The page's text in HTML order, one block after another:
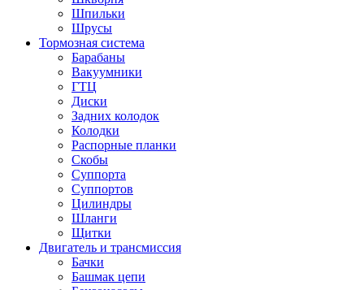
Шпильки
Шрусы
Тормозная система
Барабаны
Вакуумники
ГТЦ
Диски
Задних колодок
Колодки
Распорные планки
Скобы
Суппорта
Суппортов
Цилиндры
Шланги
Щитки
Двигатель и трансмиссия
Бачки
Башмак цепи